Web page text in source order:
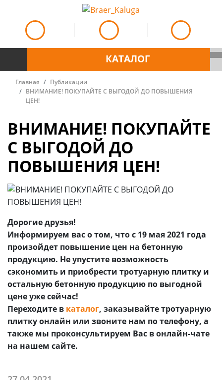
КАТАЛОГ
Главная
Публикации
ВНИМАНИЕ! ПОКУПАЙТЕ С ВЫГОДОЙ ДО ПОВЫШЕНИЯ
ЦЕН!
ВНИМАНИЕ! ПОКУПАЙТЕ
С ВЫГОДОЙ ДО
ПОВЫШЕНИЯ ЦЕН!
Дорогие друзья!
Информируем вас о том, что с 19 мая 2021 года
произойдет повышение цен на бетонную
продукцию. Не упустите возможность
сэкономить и приобрести тротуарную плитку и
остальную бетонную продукцию по выгодной
цене уже сейчас!
Переходите в каталог, заказывайте тротуарную
плитку онлайн или звоните нам по телефону, а
также мы проконсультируем Вас в онлайн-чате
на нашем сайте.